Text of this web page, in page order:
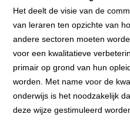
Het deelt de visie van de
van leraren ten opzichte van
andere sectoren moeten
voor een kwalitatieve
primair op grond van hun
worden. Met name voor de
onderwijs is het noodzakelijk
deze wijze gestimuleerd